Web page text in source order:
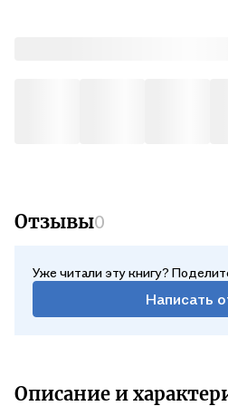
Отзывы0
Уже читали эту книгу?
Написать
Описание и